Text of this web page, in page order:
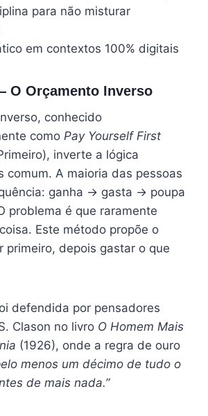
para não misturar
em contextos 100% digitais
O Orçamento Inverso
conhecido
como Pay Yourself First
inverte a lógica
comum. A maioria das pessoas
ganha → gasta → poupa
problema é que raramente
Este método propõe o
primeiro, depois gastar o que
defendida por pensadores
Clason no livro O Homem Mais
(1926), onde a regra de ouro
menos um décimo de tudo o
de mais nada.”